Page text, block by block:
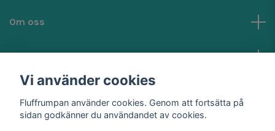
Om oss
Kundtjänst
Vi använder cookies
Fluffrumpan använder cookies. Genom att fortsätta på
sidan godkänner du användandet av cookies.